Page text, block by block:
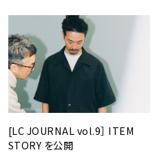
[LC JOURNAL vol.9］ ITEM
STORY を公開